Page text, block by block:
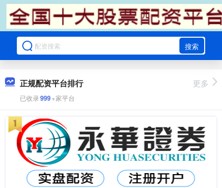
搜索
正规配资平台排行
已收录999+家平台
更多